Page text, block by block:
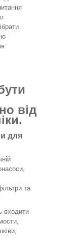
від
для
та
входити